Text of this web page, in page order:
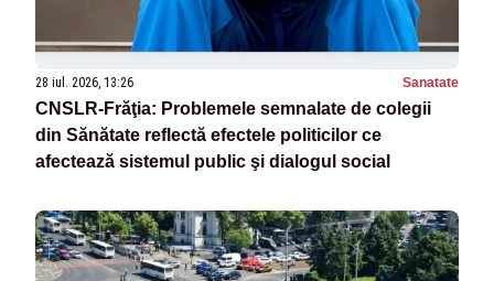
28 iul. 2026, 13:26 Sanatate
CNSLR-Frăţia: Problemele semnalate de colegii
din Sănătate reflectă efectele politicilor ce
afectează sistemul public şi dialogul social